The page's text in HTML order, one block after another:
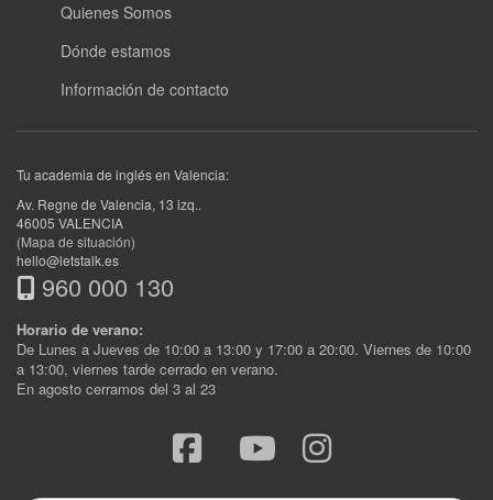
Quienes Somos
Dónde estamos
Información de contacto
Tu academia de inglés en Valencia:
Av. Regne de Valencia, 13 izq..
46005 VALENCIA
(Mapa de situación)
hello@letstalk.es
960 000 130
Horario de verano:
De Lunes a Jueves de 10:00 a 13:00 y 17:00 a 20:00. Viernes de 10:00
a 13:00, viernes tarde cerrado en verano.
En agosto cerramos del 3 al 23